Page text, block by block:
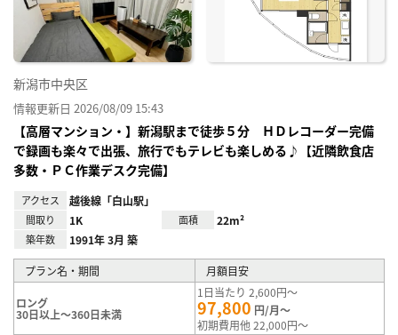
新潟市中央区
情報更新日 2026/08/09 15:43
【高層マンション・】新潟駅まで徒歩５分 ＨＤレコーダー完備
で録画も楽々で出張、旅行でもテレビも楽しめる♪【近隣飲食店
多数・ＰＣ作業デスク完備】
アクセス 越後線「白山駅」
間取り 1K 面積 22m²
築年数 1991年 3月 築
プラン名・期間 月額目安
ロング
30日以上～360日未満
1日当たり 2,600円～
97,800 円/月～
初期費用他 22,000円～